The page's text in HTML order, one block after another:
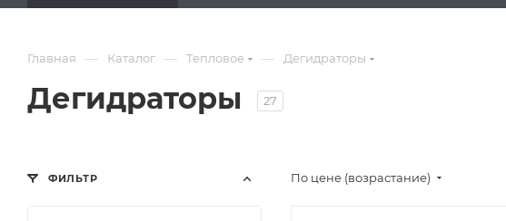
Главная — Каталог — Тепловое — Дегидраторы
Дегидраторы 27
По цене (возрастание)
ФИЛЬТР